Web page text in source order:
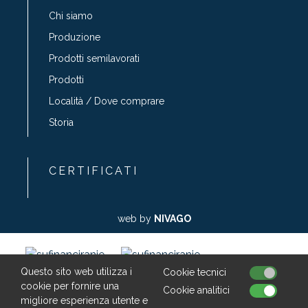
Chi siamo
Produzione
Prodotti semilavorati
Prodotti
Località / Dove comprare
Storia
CERTIFICATI
web by NIVAGO
Sufinancirano sredstvima Europske unije iz
Questo sito web utilizza i
cookie per fornire una
migliore esperienza utente e
Cookie tecnici
Cookie analitici